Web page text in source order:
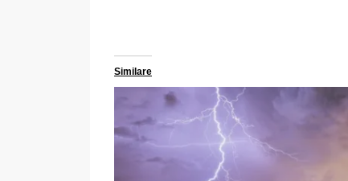
Similare